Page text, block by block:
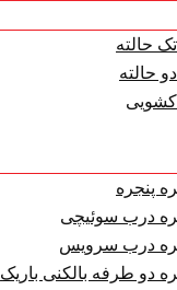
حالته
حالته
کشویی
پنجره
درب سوئیچی
درب سرویس
دو طرفه بالکنی باریک